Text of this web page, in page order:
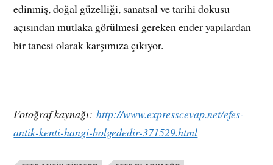
edinmiş, doğal güzelliği, sanatsal ve tarihi dokusu
açısından mutlaka görülmesi gereken ender yapılardan
bir tanesi olarak karşımıza çıkıyor.
Fotoğraf kaynağı:http://www.expresscevap.net/efes-
antik-kenti-hangi-bolgededir-371529.html